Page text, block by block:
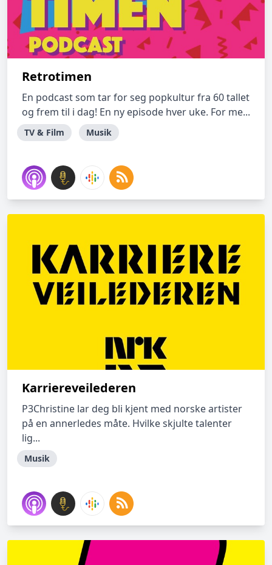
Retrotimen
En podcast som tar for seg popkultur fra 60 tallet
og frem til i dag! En ny episode hver uke. For me...
TV & Film Musik
Karriereveilederen
P3Christine lar deg bli kjent med norske artister
på en annerledes måte. Hvilke skjulte talenter
lig...
Musik